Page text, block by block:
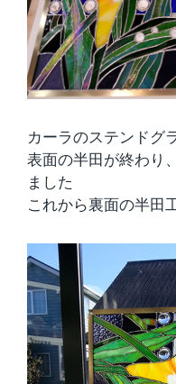
カーラのステンドグ
表面の半田が終わり
ました
これから裏面の半田